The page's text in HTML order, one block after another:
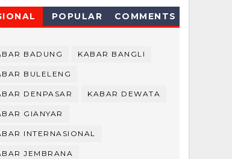
POPULAR COMMENTS
BADUNG KABAR BANGLI
BULELENG
DENPASAR KABAR DEWATA
GIANYAR
INTERNASIONAL
JEMBRANA